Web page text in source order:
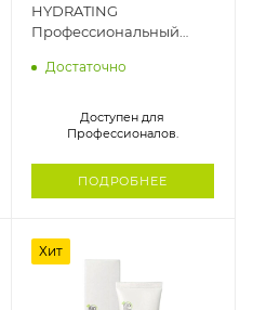
HYDRATING
Профессиональный
увлажняющий крем для
Достаточно
Доступен для
Профессионалов.
ПОДРОБНЕЕ
Хит